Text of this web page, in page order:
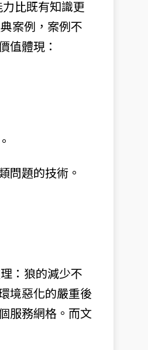
比既有知識更
案例，案例不
值體現：
問題的技術。
：狼的減少不
境惡化的嚴重後
服務網格。而文